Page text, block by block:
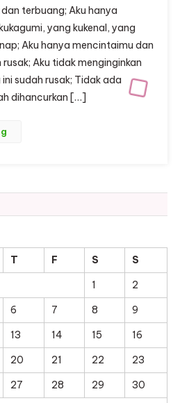
terbuang; Aku hanya
yang kukenal, yang
Aku hanya mencintaimu dan
Aku tidak menginginkan
sudah rusak; Tidak ada
dihancurkan […]
T F S
S
1
2
6 7 8
9
13 14 15
16
20 21 22
23
27 28 29
30